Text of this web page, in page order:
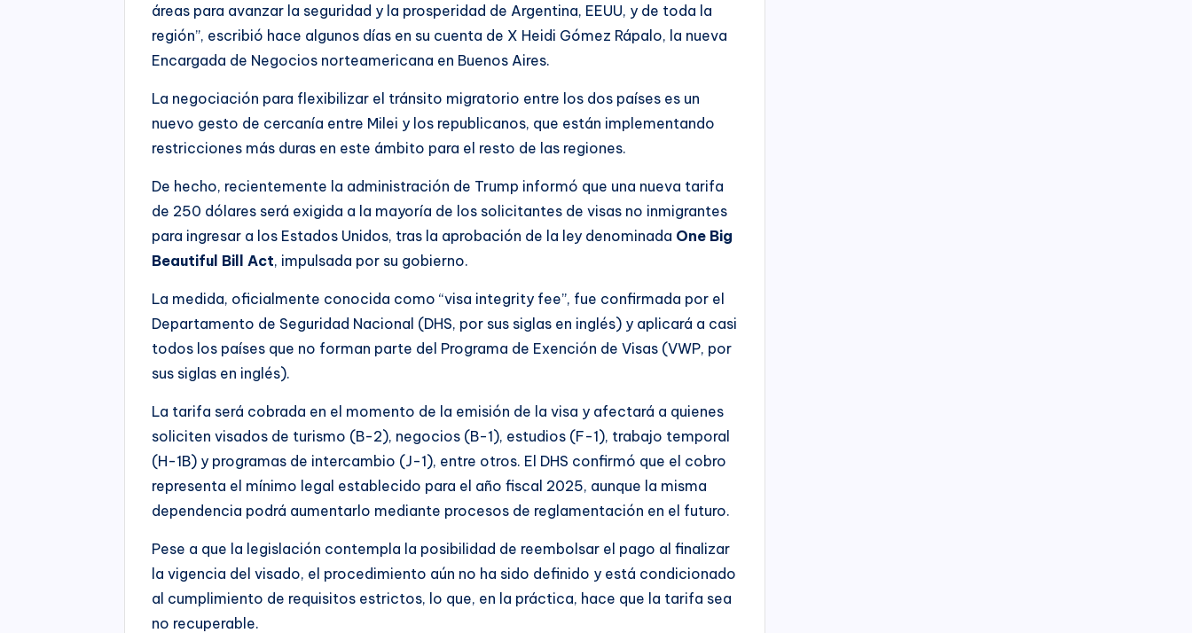
áreas para avanzar la seguridad y la prosperidad de Argentina, EEUU, y de toda la
región”, escribió hace algunos días en su cuenta de X Heidi Gómez Rápalo, la nueva
Encargada de Negocios norteamericana en Buenos Aires.
La negociación para flexibilizar el tránsito migratorio entre los dos países es un
nuevo gesto de cercanía entre Milei y los republicanos, que están implementando
restricciones más duras en este ámbito para el resto de las regiones.
De hecho, recientemente la administración de Trump informó que una nueva tarifa
de 250 dólares será exigida a la mayoría de los solicitantes de visas no inmigrantes
para ingresar a los Estados Unidos, tras la aprobación de la ley denominada One Big
Beautiful Bill Act, impulsada por su gobierno.
La medida, oficialmente conocida como “visa integrity fee”, fue confirmada por el
Departamento de Seguridad Nacional (DHS, por sus siglas en inglés) y aplicará a casi
todos los países que no forman parte del Programa de Exención de Visas (VWP, por
sus siglas en inglés).
La tarifa será cobrada en el momento de la emisión de la visa y afectará a quienes
soliciten visados de turismo (B-2), negocios (B-1), estudios (F-1), trabajo temporal
(H-1B) y programas de intercambio (J-1), entre otros. El DHS confirmó que el cobro
representa el mínimo legal establecido para el año fiscal 2025, aunque la misma
dependencia podrá aumentarlo mediante procesos de reglamentación en el futuro.
Pese a que la legislación contempla la posibilidad de reembolsar el pago al finalizar
la vigencia del visado, el procedimiento aún no ha sido definido y está condicionado
al cumplimiento de requisitos estrictos, lo que, en la práctica, hace que la tarifa sea
no recuperable.